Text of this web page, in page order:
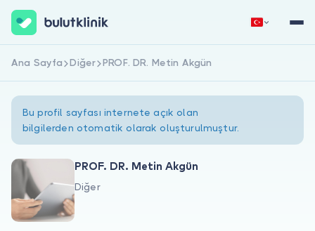
Hakkımızda
Hemen Kaydol Giriş Yap
Ana Sayfa Diğer PROF. DR. Metin Akgün
Bu profil sayfası internete açık olan
bilgilerden otomatik olarak oluşturulmuştur.
PROF. DR. Metin Akgün
Diğer